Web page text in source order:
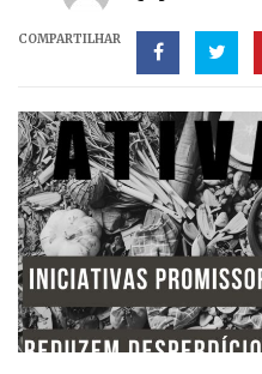
COMPARTILHAR